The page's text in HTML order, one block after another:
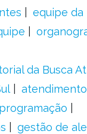
equipe da
da Busca
gestão de